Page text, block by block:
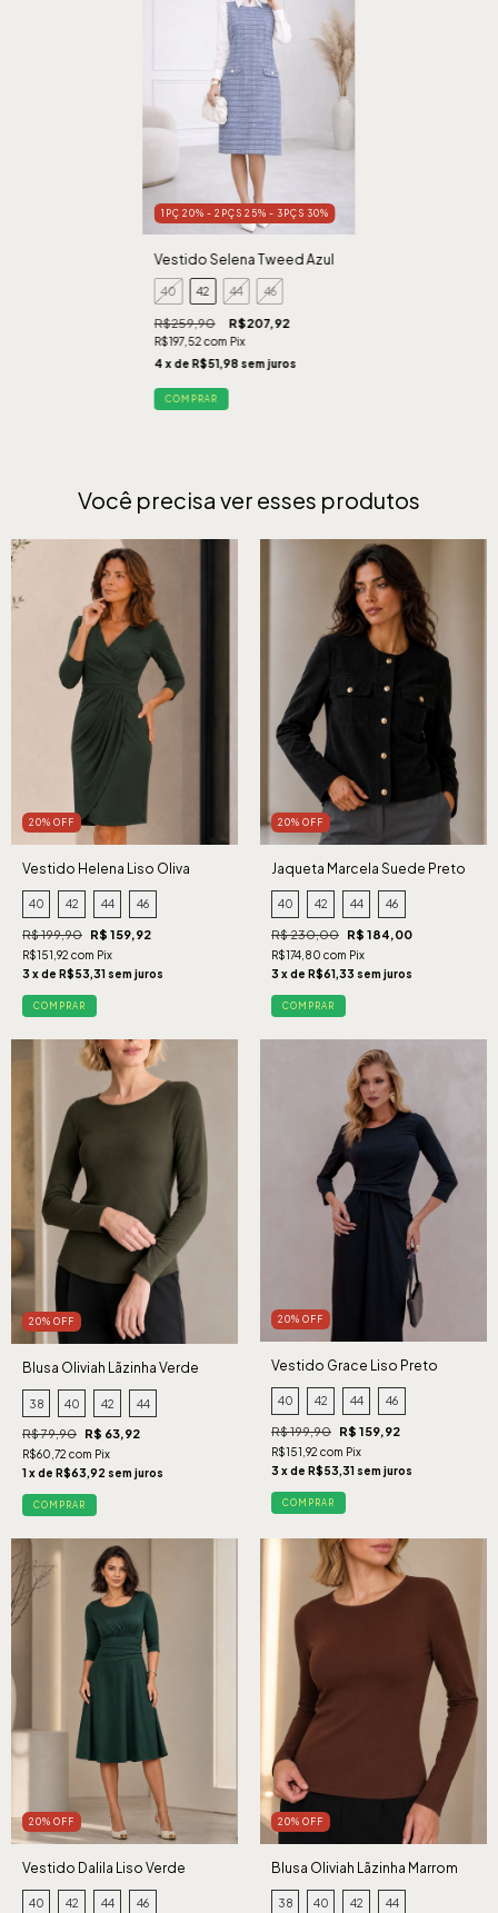
1PÇ 20% - 2PÇS 25% - 3PÇS 30%
Vestido Selena Tweed Azul
40 42 44 46
R$259,90 R$207,92
R$197,52com Pix
4 x deR$51,98 sem juros
COMPRAR
Você precisa ver esses produtos
20% OFF
Vestido Helena Liso Oliva
40 42 44 46
R$ 199,90 R$ 159,92
R$151,92 com Pix
3 x de R$53,31 sem juros
COMPRAR
20% OFF
Jaqueta Marcela Suede Preto
40 42 44 46
R$ 230,00 R$ 184,00
R$174,80 com Pix
3 x de R$61,33 sem juros
COMPRAR
20% OFF
Blusa Oliviah Lãzinha Verde
38 40 42 44
R$ 79,90 R$ 63,92
R$60,72 com Pix
1 x de R$63,92 sem juros
COMPRAR
20% OFF
Vestido Grace Liso Preto
40 42 44 46
R$ 199,90 R$ 159,92
R$151,92 com Pix
3 x de R$53,31 sem juros
COMPRAR
20% OFF
Vestido Dalila Liso Verde
40 42 44 46
20% OFF
Blusa Oliviah Lãzinha Marrom
38 40 42 44